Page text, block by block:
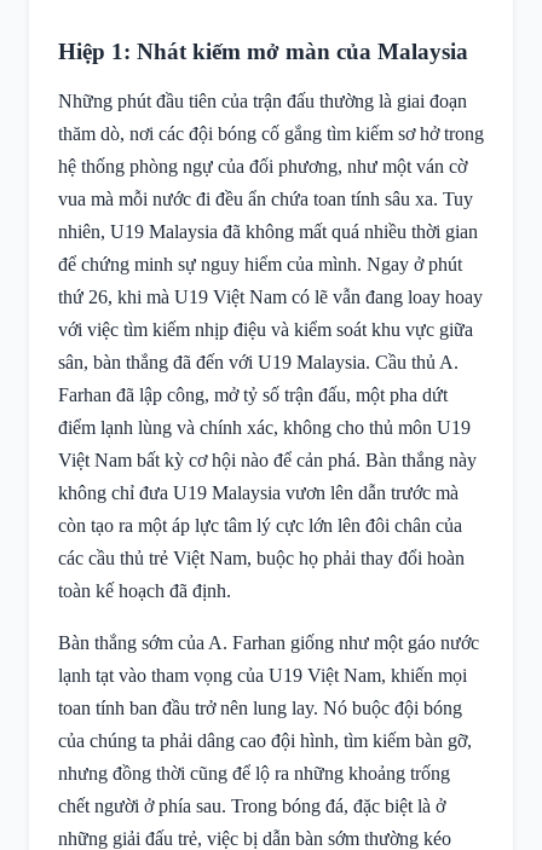
Hiệp 1: Nhát kiếm mở màn của Malaysia
Những phút đầu tiên của trận đấu thường là giai đoạn
thăm dò, nơi các đội bóng cố gắng tìm kiếm sơ hở trong
hệ thống phòng ngự của đối phương, như một ván cờ
vua mà mỗi nước đi đều ẩn chứa toan tính sâu xa. Tuy
nhiên, U19 Malaysia đã không mất quá nhiều thời gian
để chứng minh sự nguy hiểm của mình. Ngay ở phút
thứ 26, khi mà U19 Việt Nam có lẽ vẫn đang loay hoay
với việc tìm kiếm nhịp điệu và kiểm soát khu vực giữa
sân, bàn thắng đã đến với U19 Malaysia. Cầu thủ A.
Farhan đã lập công, mở tỷ số trận đấu, một pha dứt
điểm lạnh lùng và chính xác, không cho thủ môn U19
Việt Nam bất kỳ cơ hội nào để cản phá. Bàn thắng này
không chỉ đưa U19 Malaysia vươn lên dẫn trước mà
còn tạo ra một áp lực tâm lý cực lớn lên đôi chân của
các cầu thủ trẻ Việt Nam, buộc họ phải thay đổi hoàn
toàn kế hoạch đã định.
Bàn thắng sớm của A. Farhan giống như một gáo nước
lạnh tạt vào tham vọng của U19 Việt Nam, khiến mọi
toan tính ban đầu trở nên lung lay. Nó buộc đội bóng
của chúng ta phải dâng cao đội hình, tìm kiếm bàn gỡ,
nhưng đồng thời cũng để lộ ra những khoảng trống
chết người ở phía sau. Trong bóng đá, đặc biệt là ở
những giải đấu trẻ, việc bị dẫn bàn sớm thường kéo